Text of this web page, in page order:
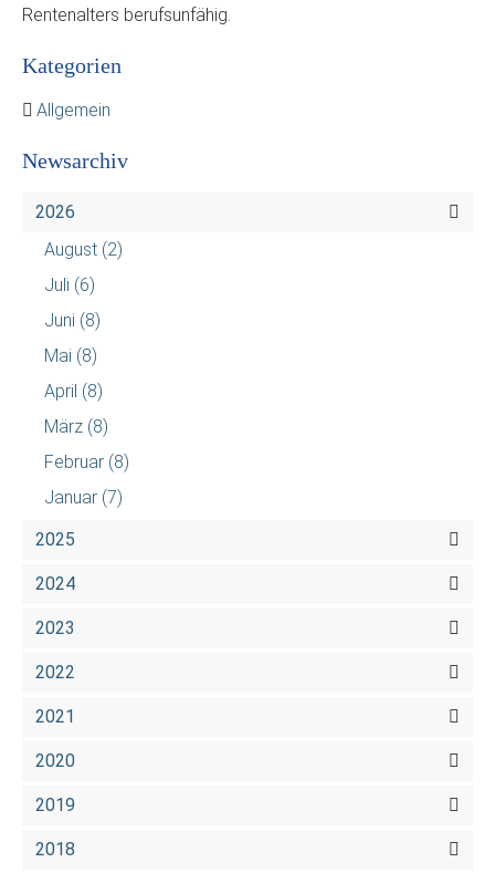
Rentenalters berufsunfähig.
Kategorien
Allgemein
Newsarchiv
2026
August (2)
Juli (6)
Juni (8)
Mai (8)
April (8)
März (8)
Februar (8)
Januar (7)
2025
2024
2023
2022
2021
2020
2019
2018